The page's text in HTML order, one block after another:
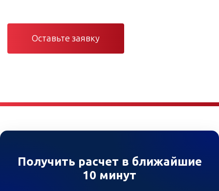
Оставьте заявку
Получить расчет в ближайшие
10 минут